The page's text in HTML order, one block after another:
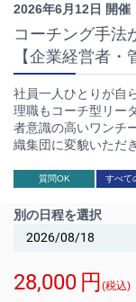
2026年6月12日 開催
コーチング手法
【企業経営者・
社員一人ひとりが自
理職もコーチ型リー
者意識の高いワンチ
織集団に変貌いただ
質問OK すべて
別の日程を選択
28,000 円(税込)